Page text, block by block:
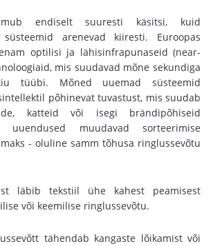
endiselt suuresti käsitsi, kuid
süsteemid arenevad kiiresti. Euroopas
optilisi ja lähisinfrapunaseid (near-
mis suudavad mõne sekundiga
tüübi. Mõned uuemad süsteemid
põhinevat tuvastust, mis suudab
katteid või isegi brändipõhiseid
uuendused muudavad sorteerimise
- oluline samm tõhusa ringlussevõtu
läbib tekstiil ühe kahest peamisest
või keemilise ringlussevõtu.
tähendab kangaste lõikamist või